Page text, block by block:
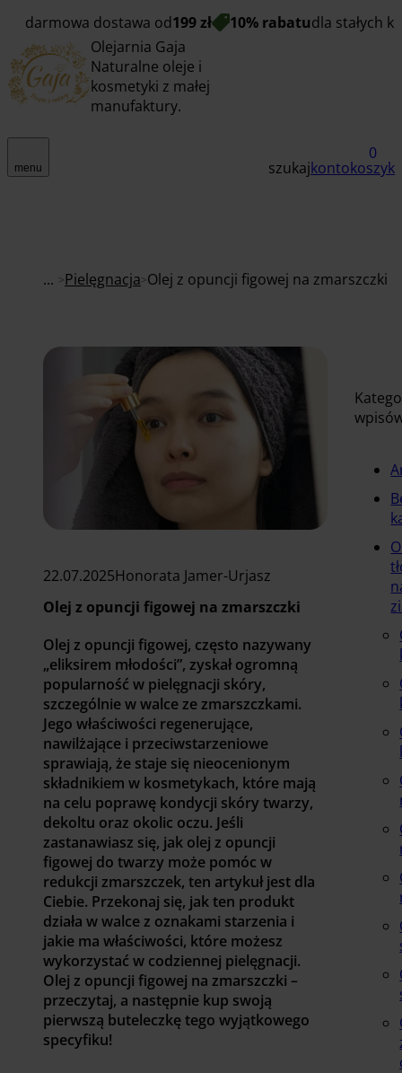
darmowa dostawa od199 zł 10% rabatudla stałych
Olejarnia Gaja
Naturalne oleje i
kosmetyki z małej
manufaktury.
menu szukajkonto
0
koszyk
... Pielęgnacja Olej z opuncji figowej na zmarszczki
22.07.2025Honorata Jamer-Urjasz
Olej z opuncji figowej na zmarszczki
Olej z opuncji figowej, często nazywany
„eliksirem młodości”, zyskał ogromną
popularność w pielęgnacji skóry,
szczególnie w walce ze zmarszczkami.
Jego właściwości regenerujące,
nawilżające i przeciwstarzeniowe
sprawiają, że staje się nieocenionym
składnikiem w kosmetykach, które mają
na celu poprawę kondycji skóry twarzy,
dekoltu oraz okolic oczu. Jeśli
zastanawiasz się, jak olej z opuncji
figowej do twarzy może pomóc w
redukcji zmarszczek, ten artykuł jest dla
Ciebie. Przekonaj się, jak ten produkt
działa w walce z oznakami starzenia i
jakie ma właściwości, które możesz
wykorzystać w codziennej pielęgnacji.
Olej z opuncji figowej na zmarszczki –
przeczytaj, a następnie kup swoją
pierwszą buteleczkę tego wyjątkowego
specyfiku!